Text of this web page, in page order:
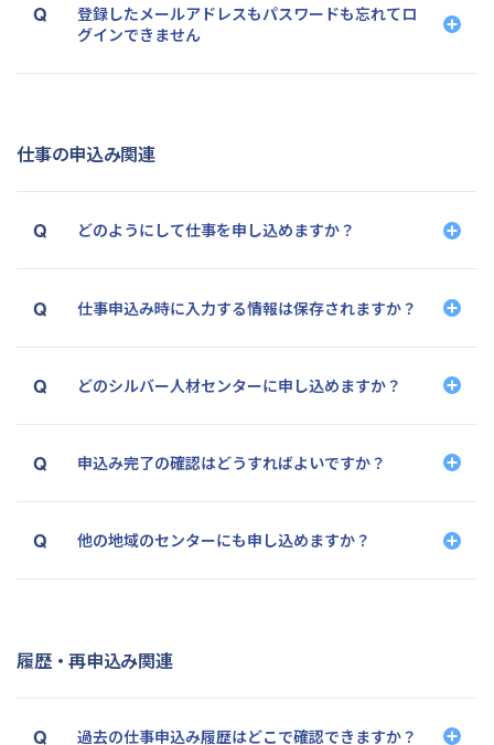
登録したメールアドレスもパスワードも忘れてロ
グインできません
仕事の申込み関連
どのようにして仕事を申し込めますか？
仕事申込み時に入力する情報は保存されますか？
どのシルバー人材センターに申し込めますか？
申込み完了の確認はどうすればよいですか？
他の地域のセンターにも申し込めますか？
履歴・再申込み関連
過去の仕事申込み履歴はどこで確認できますか？